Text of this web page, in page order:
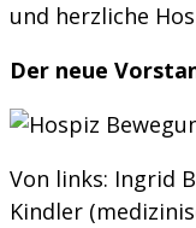
und herzliche
Der neue
Von links: Ingrid
Kindler